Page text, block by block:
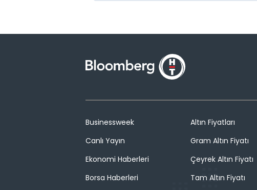
Businessweek
Canlı Yayın
Ekonomi Haberleri
Borsa Haberleri
Altın Fiyatları
Gram Altın Fiyatı
Çeyrek Altın Fiyatı
Tam Altın Fiyatı